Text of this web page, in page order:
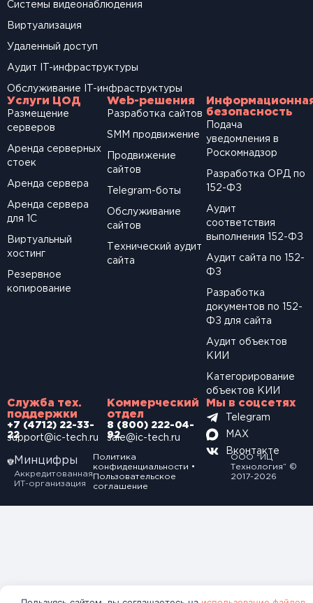
Системы видеонаблюдения
Виртуализация
Удаленный доступ
Аудит IT-инфраструктуры
Обслуживание IT-инфраструктуры
Услуги ЦОД
Размещение
серверов
Аренда серверных
стоек
Аренда сервера
Аренда сервера
для 1С
Виртуальный
хостинг
Резервное
копирование
Web-решения
Разработка сайтов
SМM продвижение
Продвижение
сайтов
Telegram-боты
Обслуживание
сайтов
Технический аудит
сайта
безопасность
Подача
уведомления в
Роскомнадзор
Разработка ОРД по
152-ФЗ
Аудит
соответствия
выполнения 152-ФЗ
Аудит сайта по 152-
ФЗ
Разработка
документов по 152-
ФЗ для сайта
Аудит объектов
КИИ
Категорирование
объектов КИИ
Служба тех.
поддержки
+7 (4712) 22-33-
22
support@ic-tech.ru
Коммерческий
отдел
8 (800) 222-04-
92
sale@ic-tech.ru
Мы в соцсетях
Telegram
MAX
Вконтакте
Минцифры
Аккредитованная
ИТ-организация
Политика
конфиденциальности •
Пользовательское
соглашение
ООО “ИЦ
Технология” ©
2017-2026